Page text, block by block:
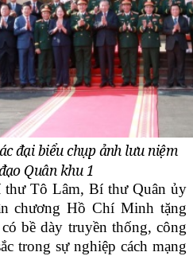
đại biểu chụp ảnh lưu niệm
Quân khu 1
Tô Lâm, Bí thư Quân ủy
chương Hồ Chí Minh tặng
bề dày truyền thống, công
trong sự nghiệp cách mạng